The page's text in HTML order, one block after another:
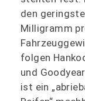
den
Milligramm
folgen
und
ist ein